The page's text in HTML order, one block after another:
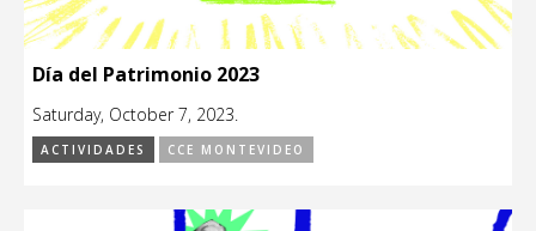
Día del Patrimonio 2023
Saturday, October 7, 2023.
ACTIVIDADES CCE MONTEVIDEO